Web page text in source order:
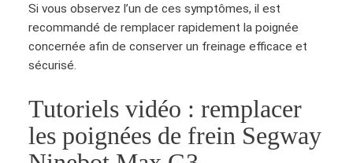
Si vous observez l’un de ces symptômes, il est
recommandé de remplacer rapidement la poignée
concernée afin de conserver un freinage efficace et
sécurisé.
Tutoriels vidéo : remplacer
les poignées de frein Segway